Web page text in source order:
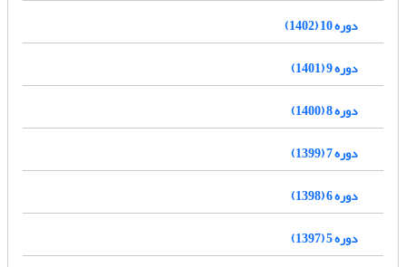
دوره 10 (1402)
دوره 9 (1401)
دوره 8 (1400)
دوره 7 (1399)
دوره 6 (1398)
دوره 5 (1397)